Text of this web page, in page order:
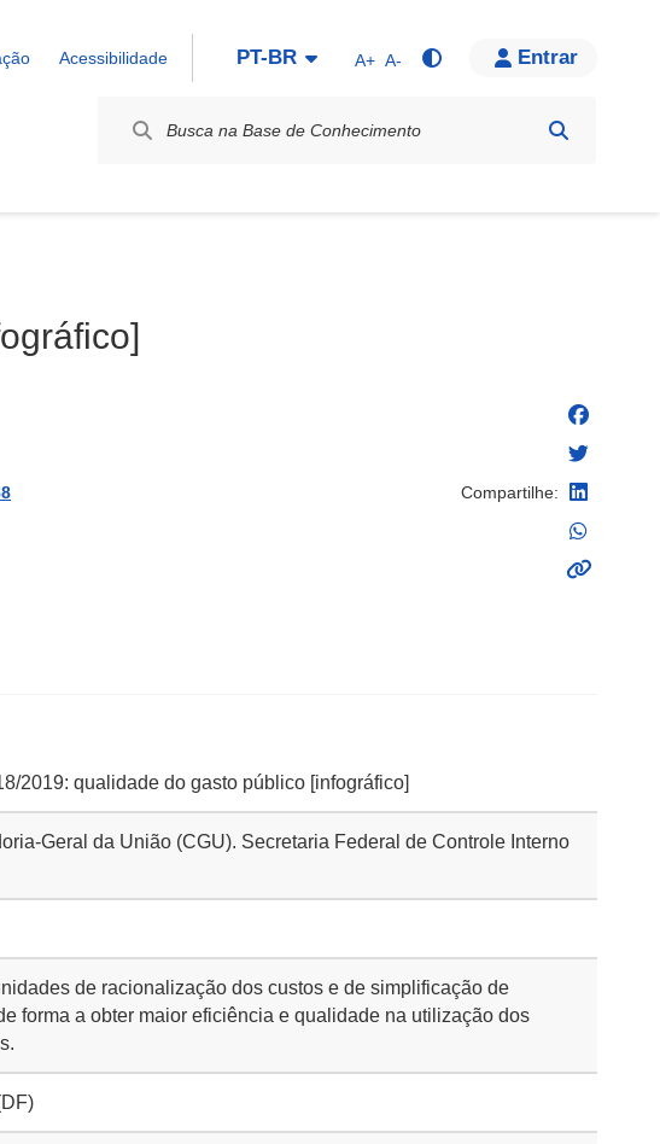
Acessibilidade PT-BR A+ A- Entrar
Compartilhe:
2019: qualidade do gasto público [infográfico]
Geral da União (CGU). Secretaria Federal de Controle Interno
de racionalização dos custos e de simplificação de
forma a obter maior eficiência e qualidade na utilização dos